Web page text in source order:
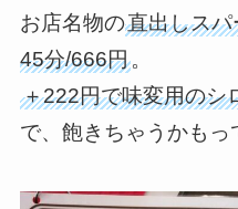
お店名物の直出しス
45分/666円。
＋222円で味変用のシ
で、飽きちゃうかもっ